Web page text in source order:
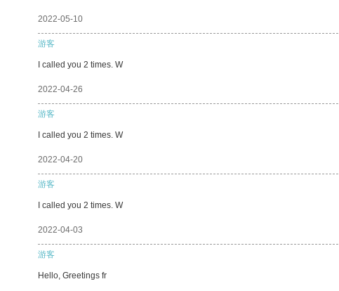
2022-05-10
游客
I called you 2 times. W
2022-04-26
游客
I called you 2 times. W
2022-04-20
游客
I called you 2 times. W
2022-04-03
游客
Hello, Greetings fr